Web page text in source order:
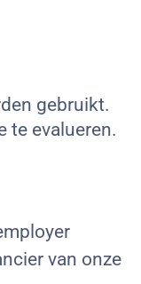
gebruikt.
te evalueren.
van onze